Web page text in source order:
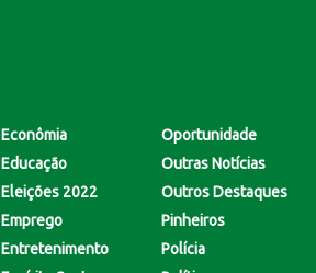
Econômia
Educação
Eleições 2022
Emprego
Entretenimento
Oportunidade
Outras Notícias
Outros Destaques
Pinheiros
Polícia